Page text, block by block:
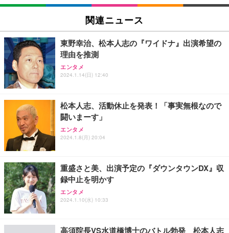
SIHOO B100 オフィスチェア／デスクチェア メッシ
ュチェア 人間工学 疲れない ブラック
￥27,999
Sezlife オフィスチェア デスクチェア 疲れない テレ
ワーク チェア 強化バックレスト 30度ロッキング機
能 人間工学 椅子 腰サポート 90度跳ね上げ式アーム
ョン PCチェア 通気性メッシュ ゲーミング/勉強/事
務用 おしゃれ パソコンチェア (ブラック)
Sezlife オフィスチェア デスクチェア 疲れない テレ
ワーク チェア 強化バックレスト 30度ロッキング機
能 人間工学 椅子 腰サポート 90度跳ね上げ式アーム
務用 おしゃれ パソコンチェア (ホワイト)
ANDWINT オフィスチェア デスクチェア 肘なし メ
ッシュ 通気性 ランバーサポート付き 腰サポート ガ
ス圧無段階昇降 360度回転 キャスター付き コンパク
EIZO ビジネス向けプレミアムモニター | FlexScan
￥109,572
【純正品】27"ゲーミングモニター DualSense 充電
フック付き（CFI-ZDM1J）
【整備済み品】Dell E2724HS 27インチ 液晶モニタ
ー フルHD（1920×1080）VA 非光沢 HDMI/DisplayP
ort/VGA スピーカー内蔵 高さ調整 スイベル VESA対
【MiniLED/24.5inch/280Hz/FHD】GRAPHT THE S
HOOTER Gaming Monitor 24” Essential ゲーミン
グモニター QD 24.5インチ 1ms FHD 量子ドット 残
Amazonベーシック ペットシーツ 厚型 ワイド 42枚
x2袋(84枚) ホワイト(吸収面:ライトブルー)
￥3,234
ネオ・ルーライフ ネオ・オムツ L 中型犬用 26枚入
り 単品
Smart Basic(スマートベーシック) 【Amazon.co.jp
限定】 Smart Basic アイリスオーヤマ ペットシーツ
超厚型 お徳用 ワイド 100枚入 (x 1) (ケース販売)
アイリスオーヤマ ペットシーツ 超厚型 お徳用 レギ
ュラー 200枚入【Amazon.co.jp限定】
関連ニュース
東野幸治、松本人志の『ワイドナ』出演希望の
理由を推測
エンタメ
2024.1.14(日) 12:40
松本人志、活動休止を発表！「事実無根なので
闘いまーす」
エンタメ
2024.1.8(月) 20:04
重盛さと美、出演予定の『ダウンタウンDX』収
録中止を明かす
エンタメ
2024.1.10(水) 10:33
高須院長VS水道橋博士のバトル勃発 松本人志